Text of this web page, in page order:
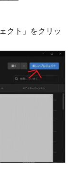
クト」をクリッ